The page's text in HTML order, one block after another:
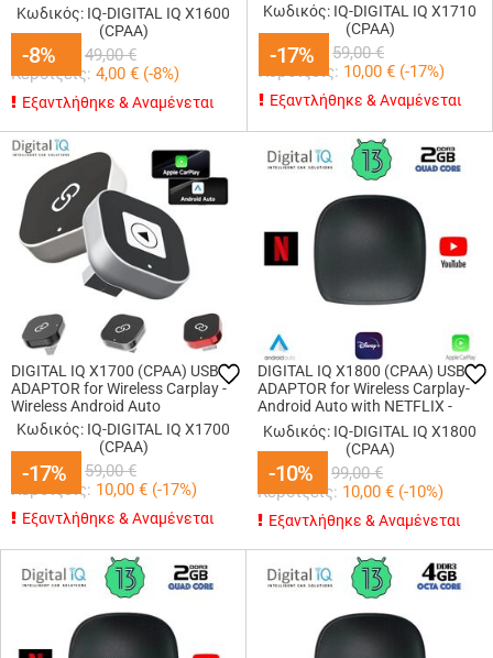
-8%
Κωδικός: IQ-DIGITAL IQ X1600
(CPAA)
45,00 49,00 €
Κερδίζεις: 4,00 € (-8%)
-8%
Εξαντλήθηκε & Αναμένεται
-17%
Κωδικός: IQ-DIGITAL IQ X1710
(CPAA)
49,00€ 59,00 €
Κερδίζεις: 10,00 € (-17%)
-17%
Εξαντλήθηκε & Αναμένεται
-17%
DIGITAL IQ X1700 (CPAA) USB
ADAPTOR for Wireless Carplay -
Wireless Android Auto
Κωδικός: IQ-DIGITAL IQ X1700
(CPAA)
49,00€ 59,00 €
Κερδίζεις: 10,00 € (-17%)
-17%
Εξαντλήθηκε & Αναμένεται
-10%
DIGITAL IQ X1800 (CPAA) USB
ADAPTOR for Wireless Carplay-
Android Auto with NETFLIX -
YOUTUBE - DISNEY+
Κωδικός: IQ-DIGITAL IQ X1800
(CPAA)
89,00€ 99,00 €
Κερδίζεις: 10,00 € (-10%)
-10%
Εξαντλήθηκε & Αναμένεται